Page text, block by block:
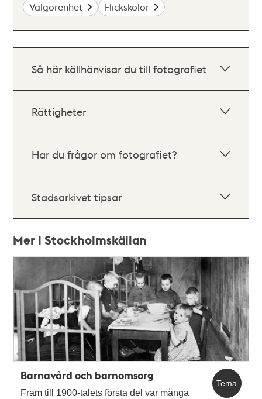
Välgörenhet
Flickskolor
Så här källhänvisar du till fotografiet
Rättigheter
Har du frågor om fotografiet?
Stadsarkivet tipsar
Mer i Stockholmskällan
poster
och
teman
Tema
Barnavård och barnomsorg
Fram till 1900-talets första del var många